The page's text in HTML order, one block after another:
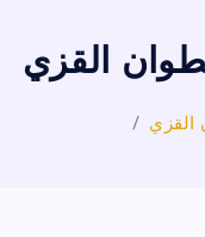
القزي
القزي